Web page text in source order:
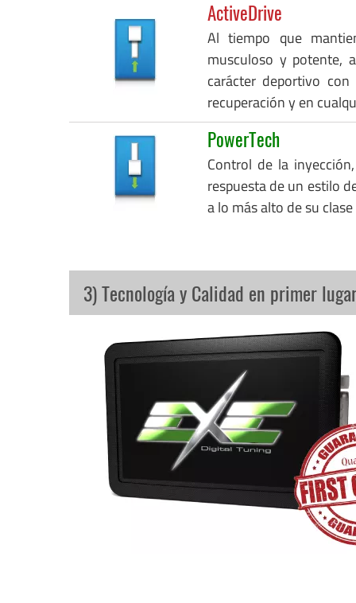
ActiveDrive
Al tiempo que
musculoso y potente,
carácter deportivo
recuperación y en
PowerTech
Control de la
respuesta de un estilo
a lo más alto de su
3) Tecnología y Calidad en primer